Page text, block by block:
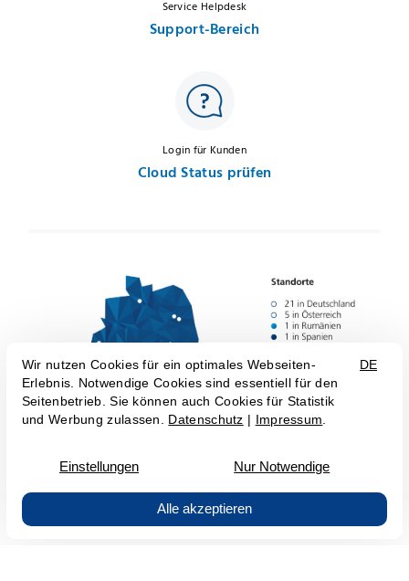
Service Helpdesk
Support-Bereich
Login für Kunden
Cloud Status prüfen